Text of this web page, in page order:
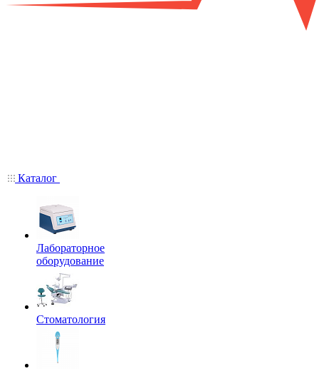
Каталог
Лабораторное
оборудование
Стоматология